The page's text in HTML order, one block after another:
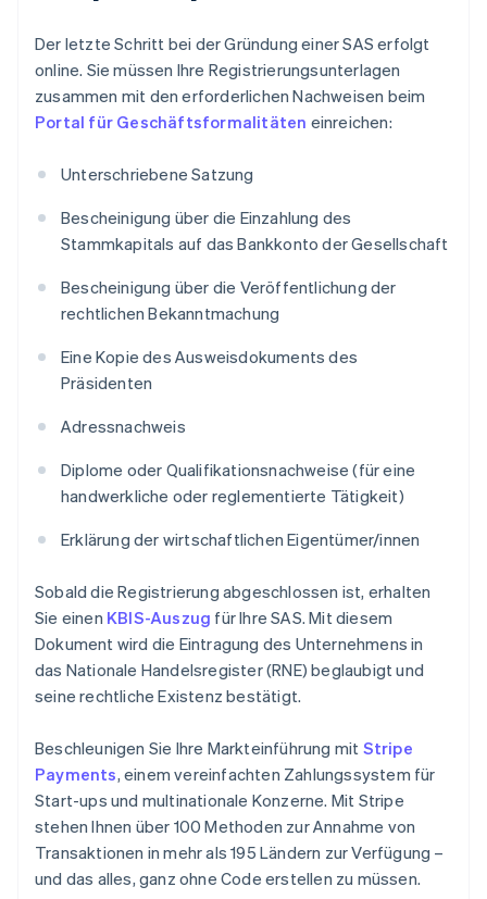
Der letzte Schritt bei der Gründung einer SAS erfolgt
online. Sie müssen Ihre Registrierungsunterlagen
zusammen mit den erforderlichen Nachweisen beim
Portal für Geschäftsformalitäten einreichen:
Unterschriebene Satzung
Bescheinigung über die Einzahlung des
Stammkapitals auf das Bankkonto der Gesellschaft
Bescheinigung über die Veröffentlichung der
rechtlichen Bekanntmachung
Eine Kopie des Ausweisdokuments des
Präsidenten
Adressnachweis
Diplome oder Qualifikationsnachweise (für eine
handwerkliche oder reglementierte Tätigkeit)
Erklärung der wirtschaftlichen Eigentümer/innen
Sobald die Registrierung abgeschlossen ist, erhalten
Sie einen KBIS-Auszug für Ihre SAS. Mit diesem
Dokument wird die Eintragung des Unternehmens in
das Nationale Handelsregister (RNE) beglaubigt und
seine rechtliche Existenz bestätigt.
Beschleunigen Sie Ihre Markteinführung mit Stripe
Payments, einem vereinfachten Zahlungssystem für
Start-ups und multinationale Konzerne. Mit Stripe
stehen Ihnen über 100 Methoden zur Annahme von
Transaktionen in mehr als 195 Ländern zur Verfügung –
und das alles, ganz ohne Code erstellen zu müssen.